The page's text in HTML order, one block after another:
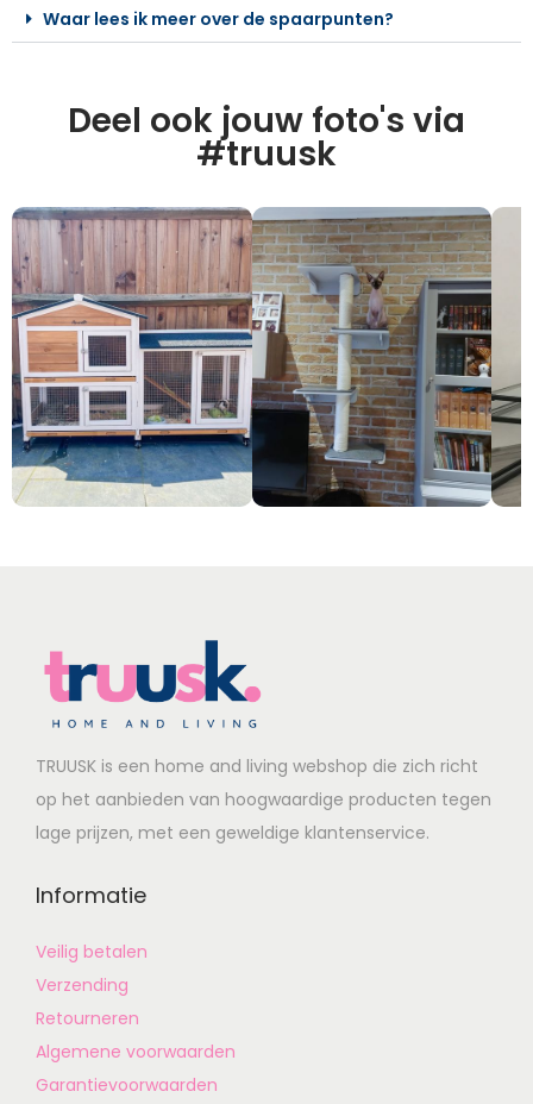
Waar lees ik meer over de spaarpunten?
Deel ook jouw foto's via
#truusk
TRUUSK is een home and living webshop die zich richt
op het aanbieden van hoogwaardige producten tegen
lage prijzen, met een geweldige klantenservice.
Informatie
Veilig betalen
Verzending
Retourneren
Algemene voorwaarden
Garantievoorwaarden